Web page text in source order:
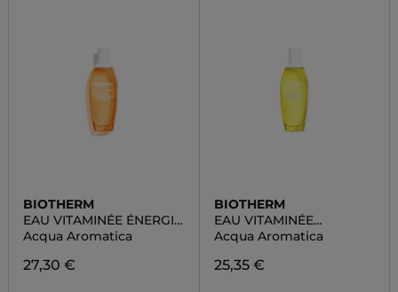
BIOTHERM
EAU VITAMINÉE ÉNERGIE
ABRICOT
Acqua Aromatica
27,30 €
BIOTHERM
EAU VITAMINÉE
IMPULSION CITRON
Acqua Aromatica
25,35 €